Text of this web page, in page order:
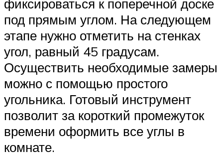
фиксироваться к поперечной доске
под прямым углом. На следующем
этапе нужно отметить на стенках
угол, равный 45 градусам.
Осуществить необходимые замеры
можно с помощью простого
угольника. Готовый инструмент
позволит за короткий промежуток
времени оформить все углы в
комнате.